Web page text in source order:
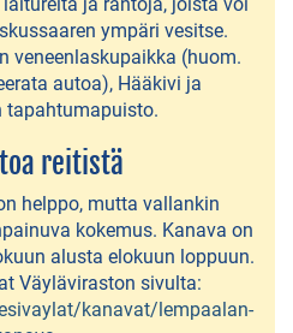
ympäri vesitse.
veneenlaskupaikka (huom.
autoa), Hääkivi ja
tapahtumapuisto.
reitistä
helppo, mutta vallankin
kokemus. Kanava on
alusta elokuun loppuun.
Väyläviraston sivulta:
kanavat/lempaalan-